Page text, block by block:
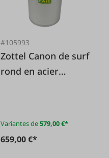
#105993
Zottel Canon de surf
rond en acier
Variantes de579,00 €*
659,00 €*